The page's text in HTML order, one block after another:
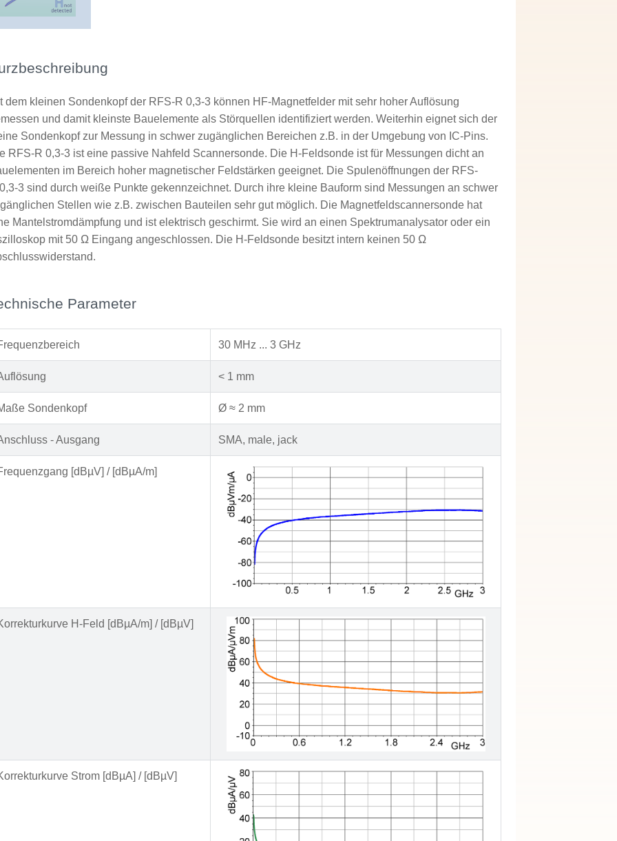
dem kleinen Sondenkopf der RFS-R 0,3-3 können HF-Magnetfelder mit sehr hoher Auflösung
und damit kleinste Bauelemente als Störquellen identifiziert werden. Weiterhin eignet sich der
Sondenkopf zur Messung in schwer zugänglichen Bereichen z.B. in der Umgebung von IC-Pins.
RFS-R 0,3-3 ist eine passive Nahfeld Scannersonde. Die H-Feldsonde ist für Messungen dicht an
im Bereich hoher magnetischer Feldstärken geeignet. Die Spulenöffnungen der RFS-
3 sind durch weiße Punkte gekennzeichnet. Durch ihre kleine Bauform sind Messungen an schwer
Stellen wie z.B. zwischen Bauteilen sehr gut möglich. Die Magnetfeldscannersonde hat
Mantelstromdämpfung und ist elektrisch geschirmt. Sie wird an einen Spektrumanalysator oder ein
mit 50 Ω Eingang angeschlossen. Die H-Feldsonde besitzt intern keinen 50 Ω
Parameter
30 MHz ... 3 GHz
< 1 mm
Sondenkopf Ø ≈ 2 mm
- Ausgang SMA, male, jack
[dBµV] / [dBµA/m]
H-Feld [dBµA/m] / [dBµV]
Strom [dBµA] / [dBµV]